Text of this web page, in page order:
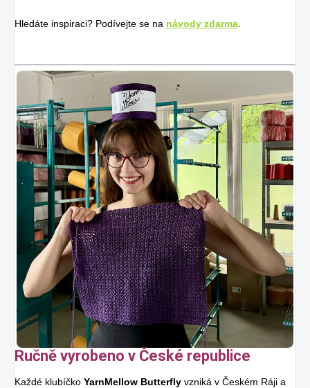
Hledáte inspiraci? Podívejte se na návody zdarma
Ručně vyrobeno v České republice
Každé klubíčko YarnMellow Butterfly vzniká v Českém Ráji a